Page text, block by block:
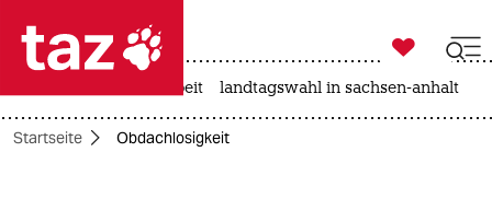
 taz zahl ich
taz zahl ich

taz zahl ich
arbeit landtagswahl in sachsen-anhalt
Startseite Obdachlosigkeit